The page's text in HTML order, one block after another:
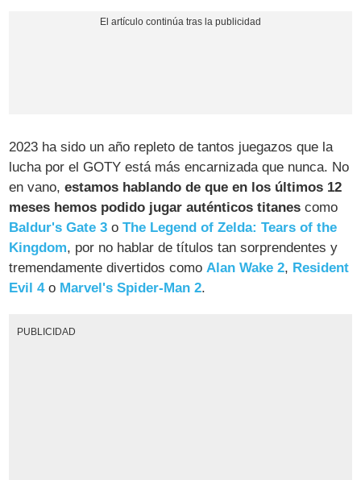
2023 ha sido un año repleto de tantos juegazos que la
lucha por el GOTY está más encarnizada que nunca. No
en vano,estamos hablando de que en los últimos 12
meses hemos podido jugar auténticos titanes como
Baldur's Gate 3 oThe Legend of Zelda: Tears of the
Kingdom, por no hablar de títulos tan sorprendentes y
tremendamente divertidos comoAlan Wake 2, Resident
Evil 4o Marvel's Spider-Man 2.
PUBLICIDAD